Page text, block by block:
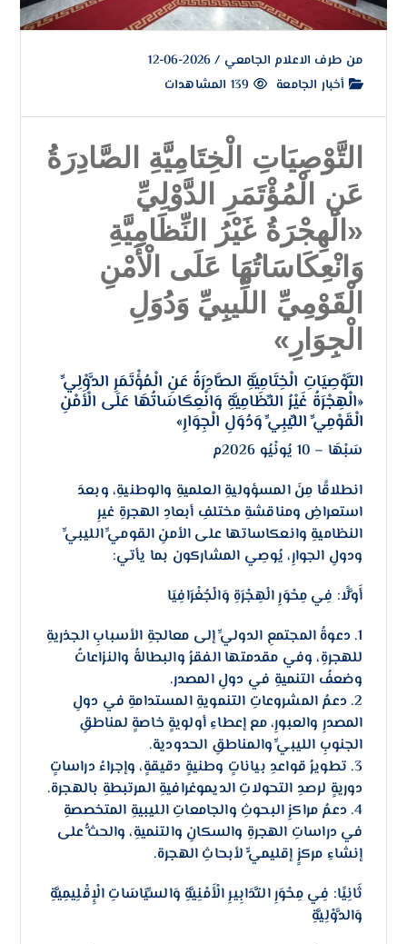
من طرف الاعلام الجامعي /
2026-06-12
أخبار الجامعة
التَّوْصِيَاتِ الْخِتَامِيَّةِ الصَّادِرَةُ
عَنِ الْمُؤْتَمَرِ الدَّوْلِيِّ
«الْهِجْرَةُ غَيْرُ النِّظَامِيَّةِ
وَانْعِكَاسَاتُهَا عَلَى الْأَمْنِ
الْقَوْمِيِّ اللِّيبِيِّ وَدُوَلِ
الْجِوَارِ»
التَّوْصِيَاتِ الْخِتَامِيَّةِ الصَّادِرَةُ عَنِ الْمُؤْتَمَرِ الدَّوْلِيِّ
«الْهِجْرَةُ غَيْرُ النِّظَامِيَّةِ وَانْعِكَاسَاتُهَا عَلَى الْأَمْنِ
الْقَوْمِيِّ اللِّيبِيِّ وَدُوَلِ الْجِوَارِ»
سَبْهَا – 10 يُونْيُو 2026م
انطلاقًا مِنَ المسؤوليةِ العلميةِ والوطنيةِ، وبعدَ
استعراضِ ومناقشةِ مختلفِ أبعادِ الهجرةِ غيرِ
النظاميةِ وانعكاساتها على الأمنِ القوميِّ الليبيِّ
ودولِ الجوارِ، يُوصِي المشاركون بما يأتي:
أَوَّلًا: فِي مِحْوَرِ الْهِجْرَةِ وَالْجُغْرَافِيَا
1. دعوةُ المجتمعِ الدوليِّ إلى معالجةِ الأسبابِ الجذريةِ
للهجرةِ، وفي مقدمتها الفقرُ والبطالةُ والنزاعاتُ
وضعفُ التنميةِ في دولِ المصدر.
2. دعمُ المشروعاتِ التنمويةِ المستدامةِ في دولِ
المصدرِ والعبورِ، مع إعطاءِ أولويةٍ خاصةٍ لمناطقِ
الجنوبِ الليبيِّ والمناطقِ الحدودية.
3. تطويرُ قواعدِ بياناتٍ وطنيةٍ دقيقةٍ، وإجراءُ دراساتٍ
دوريةٍ لرصدِ التحولاتِ الديموغرافيةِ المرتبطةِ بالهجرة.
4. دعمُ مراكزِ البحوثِ والجامعاتِ الليبيةِ المتخصصةِ
في دراساتِ الهجرةِ والسكانِ والتنميةِ، والحثُّ على
إنشاءِ مركزٍ إقليميٍّ لأبحاثِ الهجرة.
ثَانِيًا: فِي مِحْوَرِ التَّدَابِيرِ الْأَمْنِيَّةِ وَالسِّيَاسَاتِ الْإِقْلِيمِيَّةِ
وَالدَّوْلِيَّةِ